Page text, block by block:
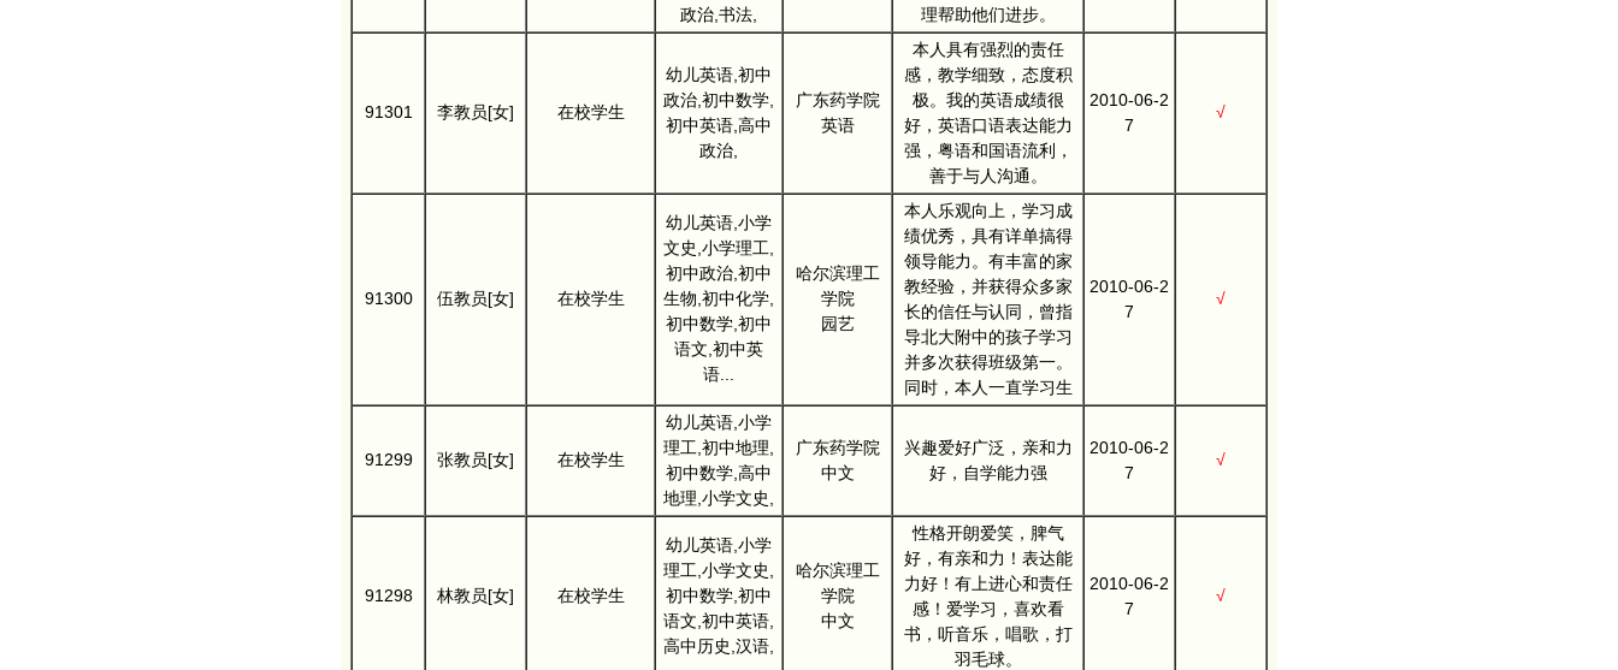
政治,书法,
理帮助他们进步。
91301 李教员[女] 在校学生
幼儿英语,初中
政治,初中数学,
初中英语,高中
政治,
广东药学院
英语
本人具有强烈的责任
感，教学细致，态度积
极。我的英语成绩很
好，英语口语表达能力
强，粤语和国语流利，
善于与人沟通。
2010-06-2
7
√
91300 伍教员[女] 在校学生
幼儿英语,小学
文史,小学理工,
初中政治,初中
生物,初中化学,
初中数学,初中
语文,初中英
语...
哈尔滨理工
学院
园艺
本人乐观向上，学习成
绩优秀，具有详单搞得
领导能力。有丰富的家
教经验，并获得众多家
长的信任与认同，曾指
导北大附中的孩子学习
并多次获得班级第一。
同时，本人一直学习生
2010-06-2
7
√
91299 张教员[女] 在校学生
幼儿英语,小学
理工,初中地理,
初中数学,高中
地理,小学文史,
广东药学院
中文
兴趣爱好广泛，亲和力
好，自学能力强
2010-06-2
7
√
91298 林教员[女] 在校学生
幼儿英语,小学
理工,小学文史,
初中数学,初中
语文,初中英语,
高中历史,汉语,
哈尔滨理工
学院
中文
性格开朗爱笑，脾气
好，有亲和力！表达能
力好！有上进心和责任
感！爱学习，喜欢看
书，听音乐，唱歌，打
羽毛球。
2010-06-2
7
√